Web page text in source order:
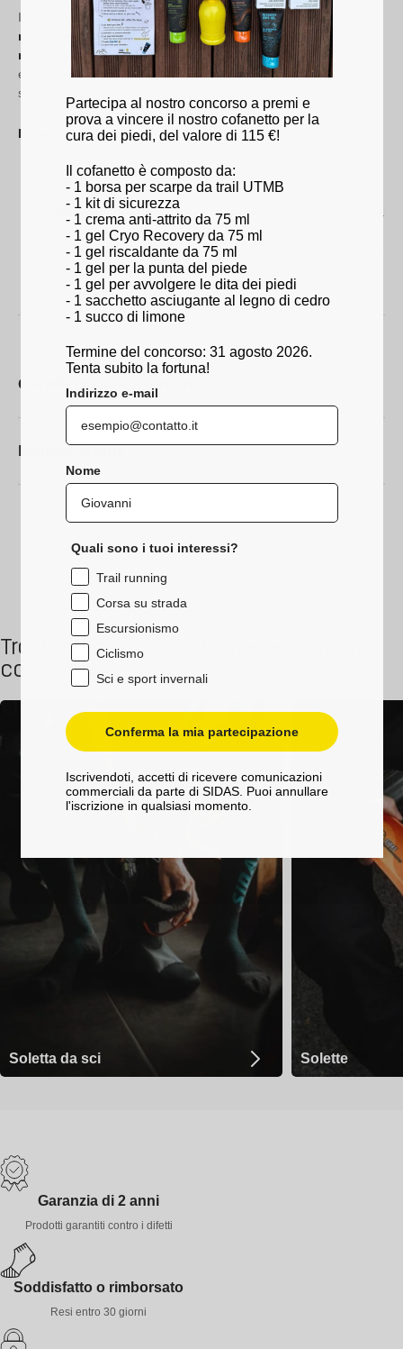
In un approccio eco-responsabile,questo Soletta è prodotto
nel rispetto dell'ambiente, con un'impronta di carbonio
ridotta a circa 1,75 kg di CO2
. Per ogni Soletta venduto, un
euro viene donato allaSidas World Foundationper
supportare la rigenerazione degli ecosistemi.
Benefici :
Archi Low: design specifico per archi low, offrendo un
supporto adattato.
Allineamento del corpo
: il guscio in EVA fornisce stabilità
e un supporto ottimale al piede.
Isolamento termico: rete in poliestere e schiuma Evamic
Isolante per calore extra e protezione dal freddo.
Caratteristiche tecniche
Manutenzione
Trovi questo prodotto nelle seguenti
collezioni
Soletta da sci Solette
Garanzia di 2 anni
Prodotti garantiti contro i difetti
Soddisfatto o rimborsato
Resi entro 30 giorni
Partecipa al nostro concorso a premi e
prova a vincere il nostro cofanetto per la
cura dei piedi, del valore di 115 €!
Il cofanetto è composto da:
- 1 borsa per scarpe da trail UTMB
- 1 kit di sicurezza
- 1 crema anti-attrito da 75 ml
- 1 gel Cryo Recovery da 75 ml
- 1 gel riscaldante da 75 ml
- 1 gel per la punta del piede
- 1 gel per avvolgere le dita dei piedi
- 1 sacchetto asciugante al legno di cedro
- 1 succo di limone
Termine del concorso: 31 agosto 2026.
Tenta subito la fortuna!
Indirizzo e-mail
Nome
Quali sono i tuoi interessi?
Trail running
Corsa su strada
Escursionismo
Ciclismo
Sci e sport invernali
Conferma la mia partecipazione
Iscrivendoti, accetti di ricevere comunicazioni
commerciali da parte di SIDAS. Puoi annullare
l'iscrizione in qualsiasi momento.